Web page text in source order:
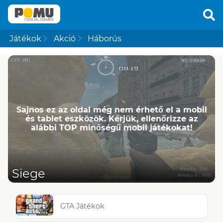
Játékok Akció Háborús
Sajnos ez az oldal még nem érhető el a mobil
és tablet eszközök. Kérjük, ellenőrizze az
alábbi TOP minőségű mobil játékokat!
Siege
GTA Játékok